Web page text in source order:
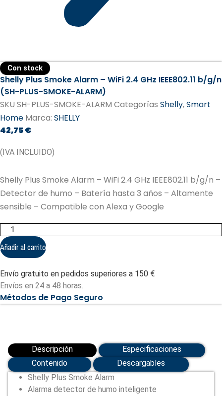
Con stock
Shelly Plus Smoke Alarm – WiFi 2.4 GHz IEEE802.11 b/g/n
(SH-PLUS-SMOKE-ALARM)
SKU SH-PLUS-SMOKE-ALARM Categorías Shelly,Smart
Home Marca: SHELLY
42,75€
(IVA INCLUIDO)
Shelly Plus Smoke Alarm – WiFi 2.4 GHz IEEE802.11 b/g/n –
Detector de humo – Batería hasta 3 años – Altamente
sensible – Compatible con Alexa y Google
Shelly
Plus
Smoke
Alarm
2.4
GHz
IEEE802.11
b/g/n
(SH-
Añadir al carrito
Envío gratuito en pedidos superiores a 150 €
Envíos en 24 a 48 horas.
Métodos de Pago Seguro
Descripción
Especificaciones
Contenido
Descargables
Shelly Plus Smoke Alarm
Alarma detector de humo inteligente